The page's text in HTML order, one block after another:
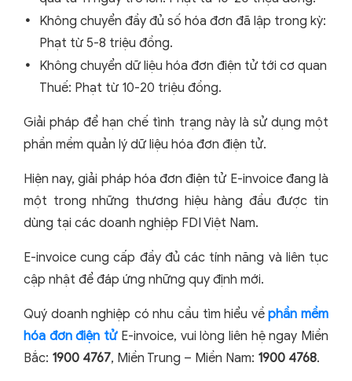
Không chuyển đầy đủ số hóa đơn đã lập trong kỳ:
Phạt từ 5-8 triệu đồng.
Không chuyển dữ liệu hóa đơn điện tử tới cơ quan
Thuế: Phạt từ 10-20 triệu đồng.
Giải pháp để hạn chế tình trạng này là sử dụng một
phần mềm quản lý dữ liệu hóa đơn điện tử.
Hiện nay, giải pháp hóa đơn điện tử E-invoice đang là
một trong những thương hiệu hàng đầu được tin
dùng tại các doanh nghiệp FDI Việt Nam.
E-invoice cung cấp đầy đủ các tính năng và liên tục
cập nhật để đáp ứng những quy định mới.
Quý doanh nghiệp có nhu cầu tìm hiểu vềphần mềm
hóa đơn điện tửE-invoice, vui lòng liên hệ ngay Miền
Bắc: 1900 4767, Miền Trung – Miền Nam: 1900 4768.